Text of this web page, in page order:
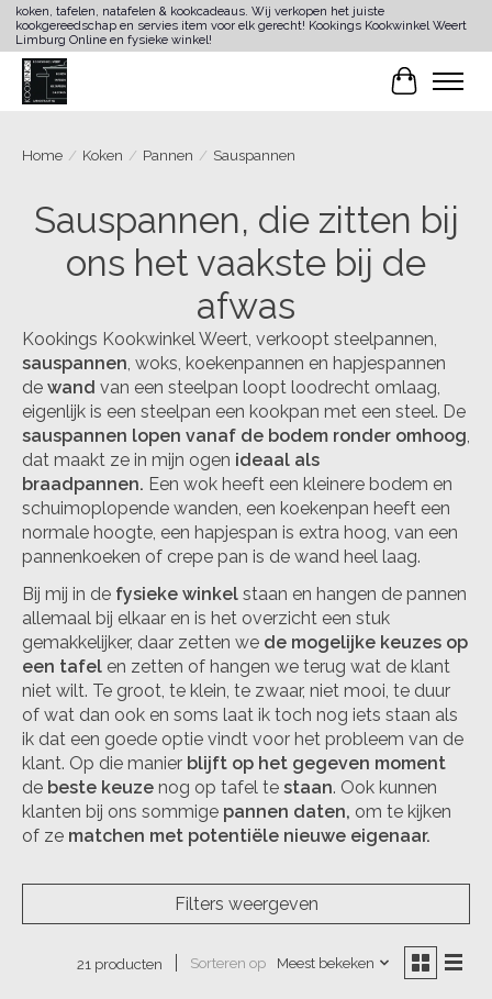
koken, tafelen, natafelen & kookcadeaus. Wij verkopen het juiste
kookgereedschap en servies item voor elk gerecht! Kookings Kookwinkel Weert
Limburg Online en fysieke winkel!
Home / Koken / Pannen / Sauspannen
Sauspannen, die zitten bij
ons het vaakste bij de
afwas
Kookings Kookwinkel Weert, verkoopt steelpannen,
sauspannen , woks, koekenpannen en hapjespannen
de wand van een steelpan loopt loodrecht omlaag,
eigenlijk is een steelpan een kookpan met een steel. De
sauspannen lopen vanaf de bodem ronder omhoog
dat maakt ze in mijn ogen ideaal als
braadpannen. Een wok heeft een kleinere bodem en
schuimoplopende wanden, een koekenpan heeft een
normale hoogte, een hapjespan is extra hoog, van een
pannenkoeken of crepe pan is de wand heel laag.
Bij mij in de fysieke winkel staan en hangen de pannen
allemaal bij elkaar en is het overzicht een stuk
gemakkelijker, daar zetten we de mogelijke keuzes op
een tafel en zetten of hangen we terug wat de klant
niet wilt. Te groot, te klein, te zwaar, niet mooi, te duur
of wat dan ook en soms laat ik toch nog iets staan als
ik dat een goede optie vindt voor het probleem van de
klant. Op die manier blijft op het gegeven moment
de beste keuze nog op tafel te staan. Ook kunnen
klanten bij ons sommige pannen daten, om te kijken
of ze matchen met potentiële nieuwe eigenaar.
Filters weergeven
21 producten Sorteren op Meest bekeken